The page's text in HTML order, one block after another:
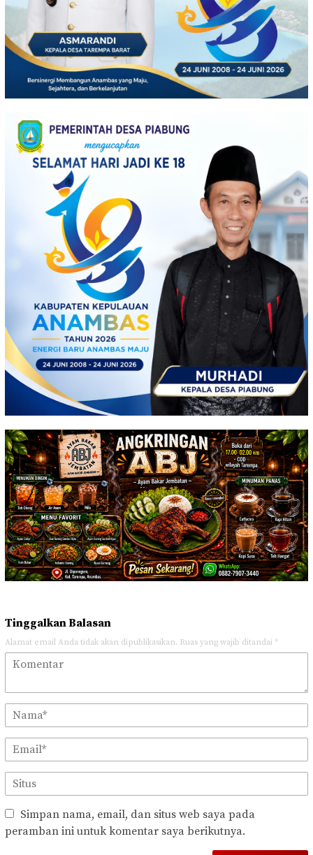
Tinggalkan Balasan
Alamat email Anda tidak akan dipublikasikan. Ruas yang wajib ditandai *
Simpan nama, email, dan situs web saya pada
peramban ini untuk komentar saya berikutnya.